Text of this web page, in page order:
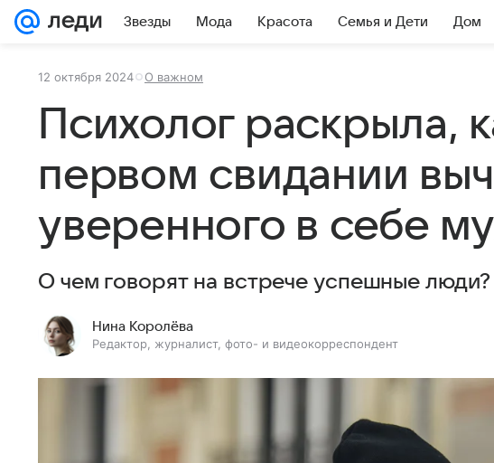
Звезды Мода Красота Семья и Дети Дом
12 октября 2024 О важном
Психолог раскрыла,
первом свидании
уверенного в себе
О чем говорят на встрече успешные люди?
Нина Королёва
Редактор, журналист, фото- и видеокорреспондент